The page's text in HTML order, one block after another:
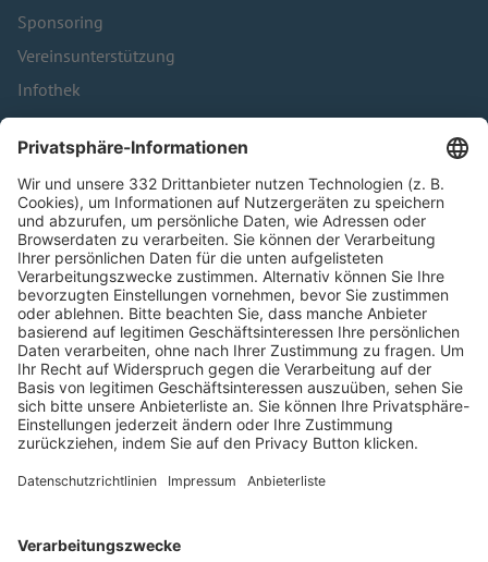
Sponsoring
Vereinsunterstützung
Infothek
Kontakt
HÄUFIG BESUCHTE SEITEN
Pässe und Vereinswechsel
Trainerausbildung
Schulungsangebot Vereinsmitarbeiter
BFV-Geschäftsstellen
Trainerbörse
Login SpielPlus
FOLGE DEM BFV